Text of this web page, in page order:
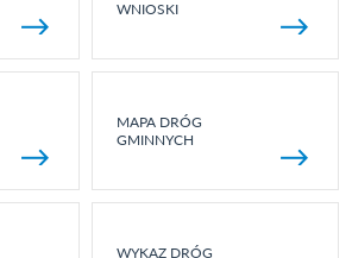
WNIOSKI
MAPA DRÓG
GMINNYCH
WYKAZ DRÓG